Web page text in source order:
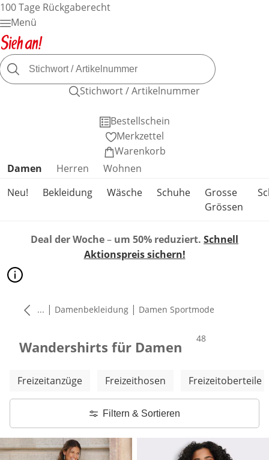
100 Tage Rückgaberecht
Menü
Stichwort / Artikelnummer
Bestellschein
Merkzettel
Warenkorb
Produktkategorien überspringen
Damen Herren
Wohnen
Neu!
Bekleidung Wäsche Schuhe
Grosse
Grössen
Deal der Woche– um 50% reduziert. Schnell
Aktionspreis sichern!
... | Damenbekleidung | Damen Sportmode
Wandershirts für Damen Produkte
48
Weitere Kategorien überspringen
Freizeitanzüge Freizeithosen Freizeitoberteile
Filtern & Sortieren